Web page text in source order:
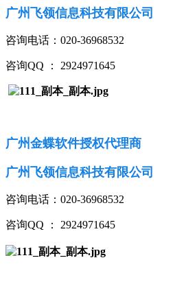
广州飞领信息科技有限公司
咨询电话：020-36968532
咨询QQ ： 2924971645
广州金蝶软件授权代理商
广州飞领信息科技有限公司
咨询电话：020-36968532
咨询QQ ： 2924971645